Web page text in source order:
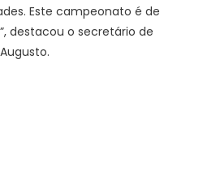
Este campeonato é de
destacou o secretário de